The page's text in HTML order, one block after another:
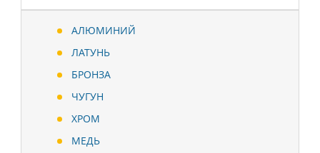
АЛЮМИНИЙ
ЛАТУНЬ
БРОНЗА
ЧУГУН
ХРОМ
МЕДЬ